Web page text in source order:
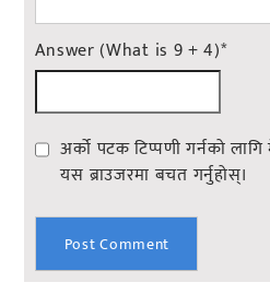
Answer (What is 9 + 4)*
अर्को पटक टिप्पणी गर्नको
यस ब्राउजरमा बचत गर्नुहोस्।